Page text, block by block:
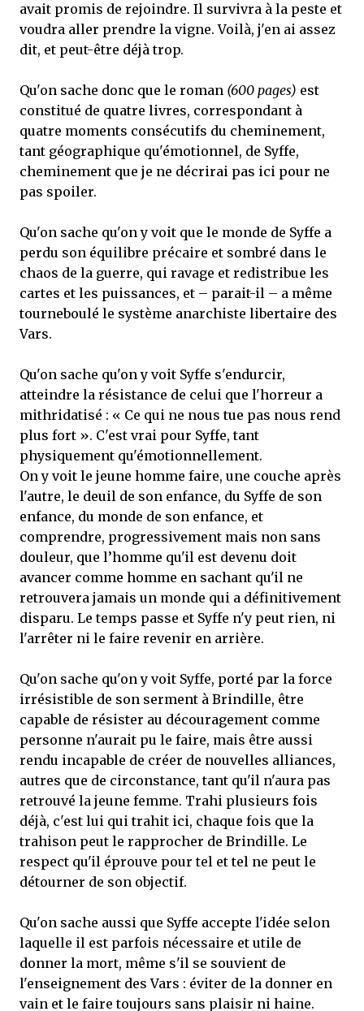
avait promis de rejoindre. Il survivra à la peste et
voudra aller prendre la vigne. Voilà, j'en ai assez
dit, et peut-être déjà trop.
Qu'on sache donc que le roman (600 pages) est
constitué de quatre livres, correspondant à
quatre moments consécutifs du cheminement,
tant géographique qu'émotionnel, de Syffe,
cheminement que je ne décrirai pas ici pour ne
pas spoiler.
Qu'on sache qu'on y voit que le monde de Syffe a
perdu son équilibre précaire et sombré dans le
chaos de la guerre, qui ravage et redistribue les
cartes et les puissances, et – parait-il – a même
tourneboulé le système anarchiste libertaire des
Vars.
Qu'on sache qu'on y voit Syffe s'endurcir,
atteindre la résistance de celui que l'horreur a
mithridatisé : « Ce qui ne nous tue pas nous rend
plus fort ». C'est vrai pour Syffe, tant
physiquement qu'émotionnellement.
On y voit le jeune homme faire, une couche après
l'autre, le deuil de son enfance, du Syffe de son
enfance, du monde de son enfance, et
comprendre, progressivement mais non sans
douleur, que l’homme qu'il est devenu doit
avancer comme homme en sachant qu'il ne
retrouvera jamais un monde qui a définitivement
disparu. Le temps passe et Syffe n'y peut rien, ni
l'arrêter ni le faire revenir en arrière.
Qu'on sache qu'on y voit Syffe, porté par la force
irrésistible de son serment à Brindille, être
capable de résister au découragement comme
personne n'aurait pu le faire, mais être aussi
rendu incapable de créer de nouvelles alliances,
autres que de circonstance, tant qu'il n'aura pas
retrouvé la jeune femme. Trahi plusieurs fois
déjà, c'est lui qui trahit ici, chaque fois que la
trahison peut le rapprocher de Brindille. Le
respect qu'il éprouve pour tel et tel ne peut le
détourner de son objectif.
Qu'on sache aussi que Syffe accepte l'idée selon
laquelle il est parfois nécessaire et utile de
donner la mort, même s'il se souvient de
l'enseignement des Vars : éviter de la donner en
vain et le faire toujours sans plaisir ni haine.